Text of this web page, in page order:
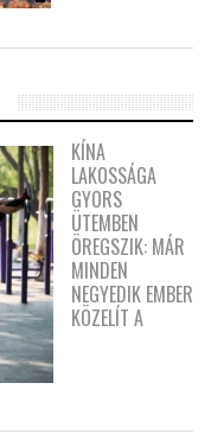
KÍNA
LAKOSSÁGA
GYORS
ÜTEMBEN
ÖREGSZIK: MÁR
MINDEN
NEGYEDIK EMBER
KÖZELÍT A